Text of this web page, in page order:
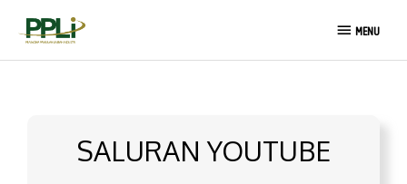
MENU
MENU
SALURAN YOUTUBE